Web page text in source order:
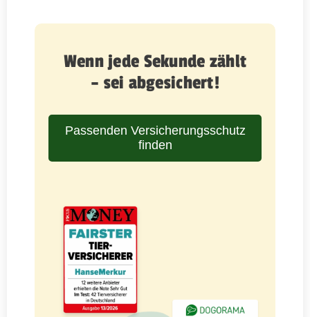
Wenn jede Sekunde zählt
– sei abgesichert!
Passenden Versicherungsschutz
finden